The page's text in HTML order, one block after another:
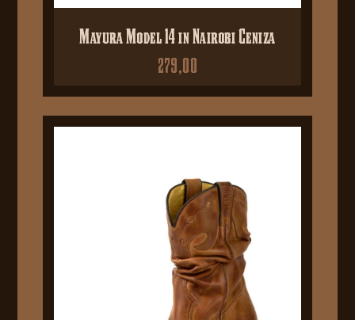
Mayura Model 14 in Nairobi Ceniza
279,00